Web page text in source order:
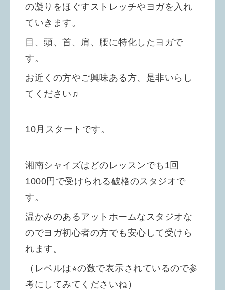
の凝りをほぐすストレッチやヨガを入れ
ていきます。
目、頭、首、肩、腰に特化したヨガで
す。
お近くの方やご興味ある方、是非いらし
てください♫
10月スタートです。
湘南シャイズはどのレッスンでも1回
1000円で受けられる破格のスタジオで
す。
温かみのあるアットホームなスタジオな
のでヨガ初心者の方でも安心して受けら
れます。
（レベルは⭐︎の数で表示されているので参
考にしてみてくださいね）